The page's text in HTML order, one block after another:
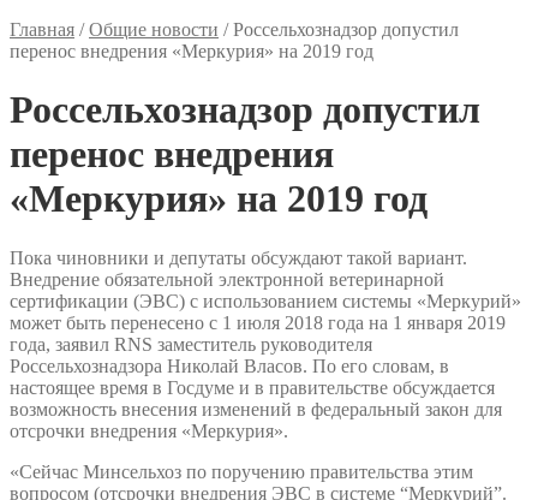
Главная /Общие новости /Россельхознадзор допустил
перенос внедрения «Меркурия» на 2019 год
Россельхознадзор допустил
перенос внедрения
«Меркурия» на 2019 год
Пока чиновники и депутаты обсуждают такой вариант.
Внедрение обязательной электронной ветеринарной
сертификации (ЭВС) с использованием системы «Меркурий»
может быть перенесено с 1 июля 2018 года на 1 января 2019
года, заявил RNS заместитель руководителя
Россельхознадзора Николай Власов. По его словам, в
настоящее время в Госдуме и в правительстве обсуждается
возможность внесения изменений в федеральный закон для
отсрочки внедрения «Меркурия».
«Сейчас Минсельхоз по поручению правительства этим
вопросом (отсрочки внедрения ЭВС в системе “Меркурий”.